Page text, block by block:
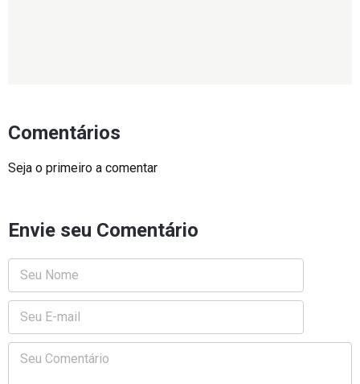
Comentários
Seja o primeiro a comentar
Envie seu Comentário